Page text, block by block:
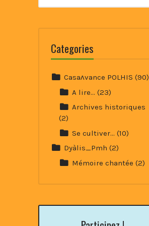
Categories
Casaʌvance POLHIS (90)
A lire… (23)
Archives historiques
(2)
Se cultiver… (10)
Dyàlis_Pmh (2)
Mémoire chantée (2)